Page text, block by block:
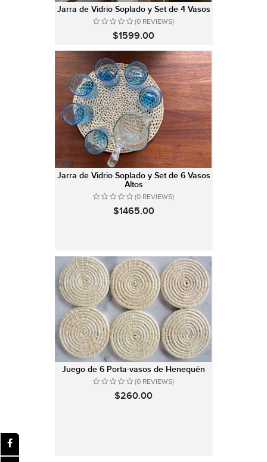
Jarra de Vidrio Soplado y Set de 4 Vasos
(0 REVIEWS)
$1599.00
Jarra de Vidrio Soplado y Set de 6 Vasos
Altos
(0 REVIEWS)
$1465.00
Juego de 6 Porta-vasos de Henequén
(0 REVIEWS)
$260.00